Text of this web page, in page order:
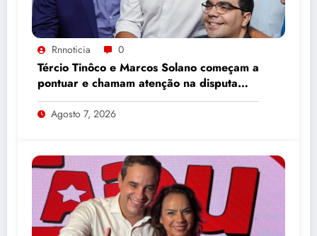
Rnnoticia 0
Tércio Tinôco e Marcos Solano começam a
pontuar e chamam atenção na disputa
pelo Senado
Agosto 7, 2026